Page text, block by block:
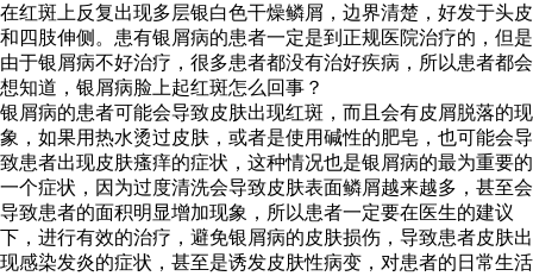
在红斑上反复出现多层银白色干燥鳞屑，边界清楚，好发于头皮
和四肢伸侧。患有银屑病的患者一定是到正规医院治疗的，但是
由于银屑病不好治疗，很多患者都没有治好疾病，所以患者都会
想知道，银屑病脸上起红斑怎么回事？
银屑病的患者可能会导致皮肤出现红斑，而且会有皮屑脱落的现
象，如果用热水烫过皮肤，或者是使用碱性的肥皂，也可能会导
致患者出现皮肤瘙痒的症状，这种情况也是银屑病的最为重要的
一个症状，因为过度清洗会导致皮肤表面鳞屑越来越多，甚至会
导致患者的面积明显增加现象，所以患者一定要在医生的建议
下，进行有效的治疗，避免银屑病的皮肤损伤，导致患者皮肤出
现感染发炎的症状，甚至是诱发皮肤性病变，对患者的日常生活